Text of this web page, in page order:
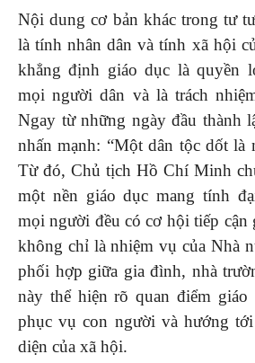
Nội dung cơ bản khác trong tư
là tính nhân dân và tính xã hội
khẳng định giáo dục là quyền
mọi người dân và là trách
Ngay từ những ngày đầu thành
nhấn mạnh: “Một dân tộc dốt là
Từ đó, Chủ tịch Hồ Chí Minh
một nền giáo dục mang tính
mọi người đều có cơ hội tiếp cận
không chỉ là nhiệm vụ của Nhà
phối hợp giữa gia đình, nhà
này thể hiện rõ quan điểm
phục vụ con người và hướng
diện của xã hội.